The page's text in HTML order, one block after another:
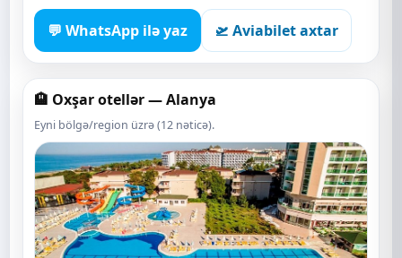
💬 WhatsApp ilə yaz 🛫 Aviabilet axtar
🏨 Oxşar otellər — Alanya
Eyni bölgə/region üzrə (12 nəticə).